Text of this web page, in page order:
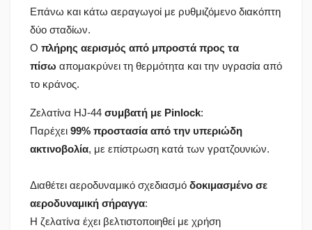
Επάνω και κάτω αεραγωγοί με ρυθμιζόμενο διακόπτη
δύο σταδίων.
Ο πλήρης αερισμός από μπροστά προς τα
πίσω απομακρύνει τη θερμότητα και την υγρασία από
το κράνος.
Ζελατίνα HJ-44 συμβατή με Pinlock:
Παρέχει 99% προστασία από την υπεριώδη
ακτινοβολία, με επίστρωση κατά των γρατζουνιών.
Διαθέτει αεροδυναμικό σχεδιασμό δοκιμασμένο σε
αεροδυναμική σήραγγα:
Η ζελατίνα έχει βελτιστοποιηθεί με χρήση